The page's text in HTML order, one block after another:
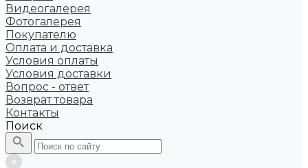
Видеогалерея
Фотогалерея
Покупателю
Оплата и доставка
Условия оплаты
Условия доставки
Вопрос - ответ
Возврат товара
Контакты
Поиск